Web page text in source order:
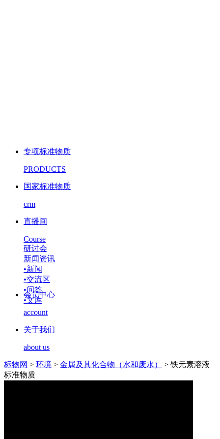
专项标准物质
PRODUCTS
国家标准物质
crm
直播间
Course
研讨会
新闻资讯
•新闻
•交流区
•问答
•文库
会员中心
account
关于我们
about us
标物网 > 环境 > 金属及其化合物（水和废水） > 铁元素溶液
标准物质